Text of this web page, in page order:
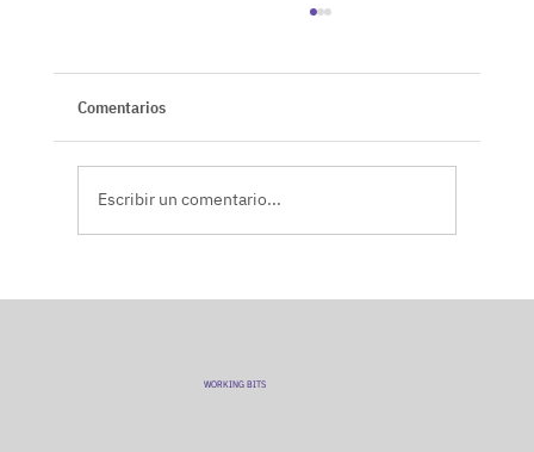
Comentarios
Escribir un comentario...
WORKING BITS